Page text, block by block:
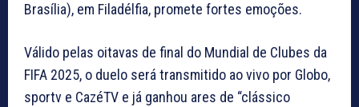
Brasília), em Filadélfia, promete fortes emoções.
Válido pelas oitavas de final do Mundial de Clubes da
FIFA 2025, o duelo será transmitido ao vivo por Globo,
sportv e CazéTV e já ganhou ares de “clássico